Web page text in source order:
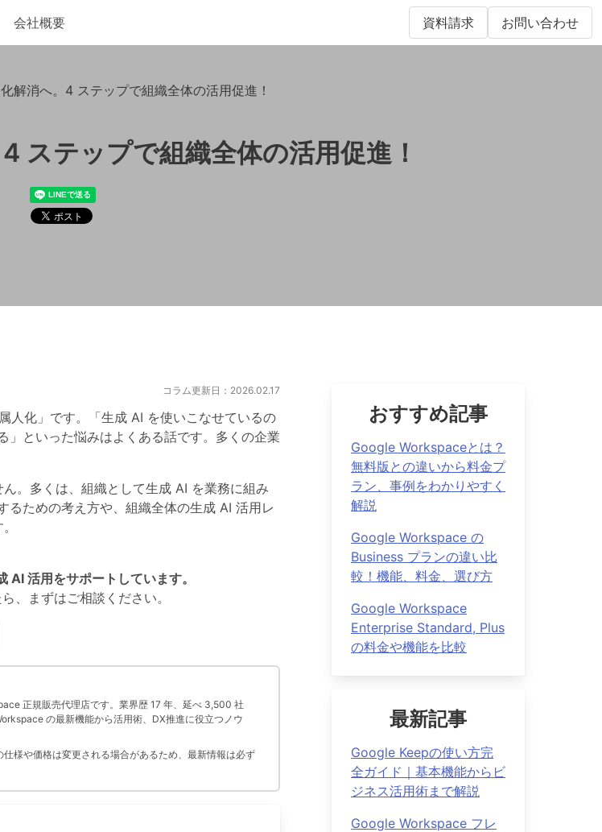
会社概要 資料請求 お問い合わせ
解消へ。4 ステップで組織全体の活用促進！
ステップで組織全体の活用促進！
コラム更新日：2026.02.17
人化」です。「生成 AI を使いこなせているの
」といった悩みはよくある話です。多くの企業
。多くは、組織として生成 AI を業務に組み
るための考え方や、組織全体の生成 AI 活用レ
活用をサポートしています。
、まずはご相談ください。
正規販売代理店です。業界歴 17 年、延べ 3,500 社
の最新機能から活用術、DX推進に役立つノウ
様や価格は変更される場合があるため、最新情報は必ず
おすすめ記事
Google Workspaceとは？
無料版との違いから料金プ
ラン、事例をわかりやすく
解説
Google Workspace の
Business プランの違い比
較！機能、料金、選び方
Google Workspace
Enterprise Standard, Plus
の料金や機能を比較
最新記事
Google Keepの使い方完
全ガイド｜基本機能からビ
ジネス活用術まで解説
Google Workspace フレ